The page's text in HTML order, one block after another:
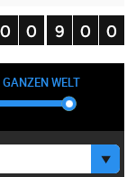
GANZEN WELT